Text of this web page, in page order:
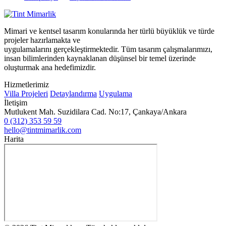
Mimari ve kentsel tasarım konularında her türlü büyüklük ve türde
projeler hazırlamakta ve
uygulamalarını gerçekleştirmektedir. Tüm tasarım çalışmalarımızı,
insan bilimlerinden kaynaklanan düşünsel bir temel üzerinde
oluşturmak ana hedefimizdir.
Hizmetlerimiz
Villa Projeleri Detaylandırma Uygulama
İletişim
Mutlukent Mah. Suzidilara Cad. No:17, Çankaya/Ankara
0 (312) 353 59 59
hello@tintmimarlik.com
Harita